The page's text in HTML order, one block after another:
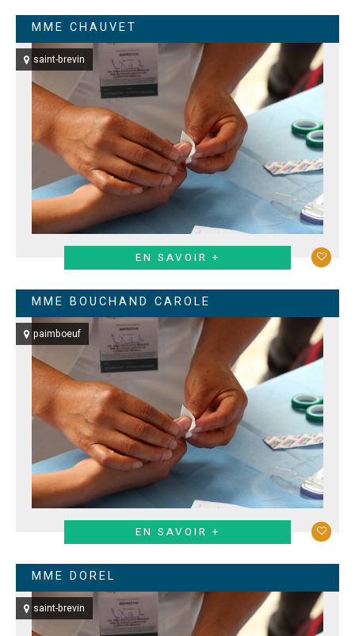
MME CHAUVET
saint-brevin
EN SAVOIR +
MME BOUCHAND CAROLE
paimboeuf
EN SAVOIR +
MME DOREL
saint-brevin